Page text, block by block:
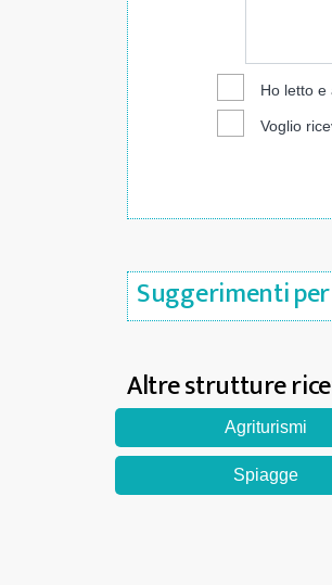
Ho letto e
Voglio
Suggerimenti
Altre strutture
Agriturismi
Spiagge